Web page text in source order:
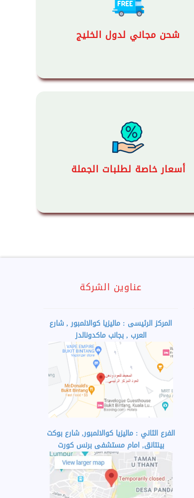
شحن مجاني لدول الخليج
أسعار خاصة لطلبات الجملة
عناوين الشركة
المركز الرئيسى : ماليزيا كوالالمبور , شارع
العرب , بجانب ماكدونالدز
الفرع الثاني : ماليزيا كوالالمبور, شارع بوكت
بينتانق, امام مستشفى برنس كورت